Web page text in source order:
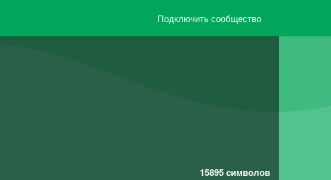
Подключить сообщество
15895символов